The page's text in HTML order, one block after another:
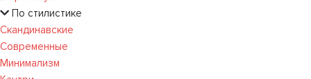
По стилистике
Скандинавские
Современные
Минимализм